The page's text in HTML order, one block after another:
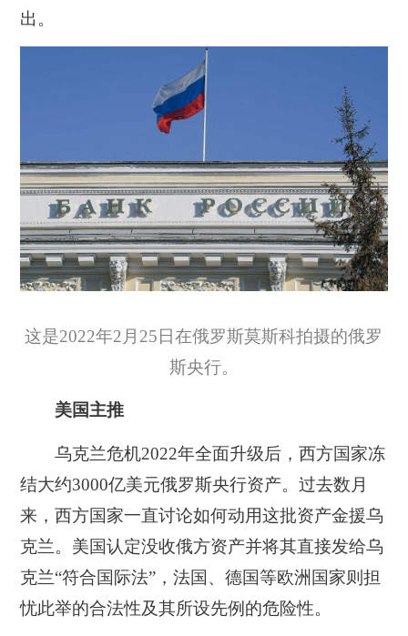
出。
这是2022年2月25日在俄罗斯莫斯科拍摄的俄罗
斯央行。
美国主推
乌克兰危机2022年全面升级后，西方国家冻
结大约3000亿美元俄罗斯央行资产。过去数月
来，西方国家一直讨论如何动用这批资产金援乌
克兰。美国认定没收俄方资产并将其直接发给乌
克兰“符合国际法”，法国、德国等欧洲国家则担
忧此举的合法性及其所设先例的危险性。